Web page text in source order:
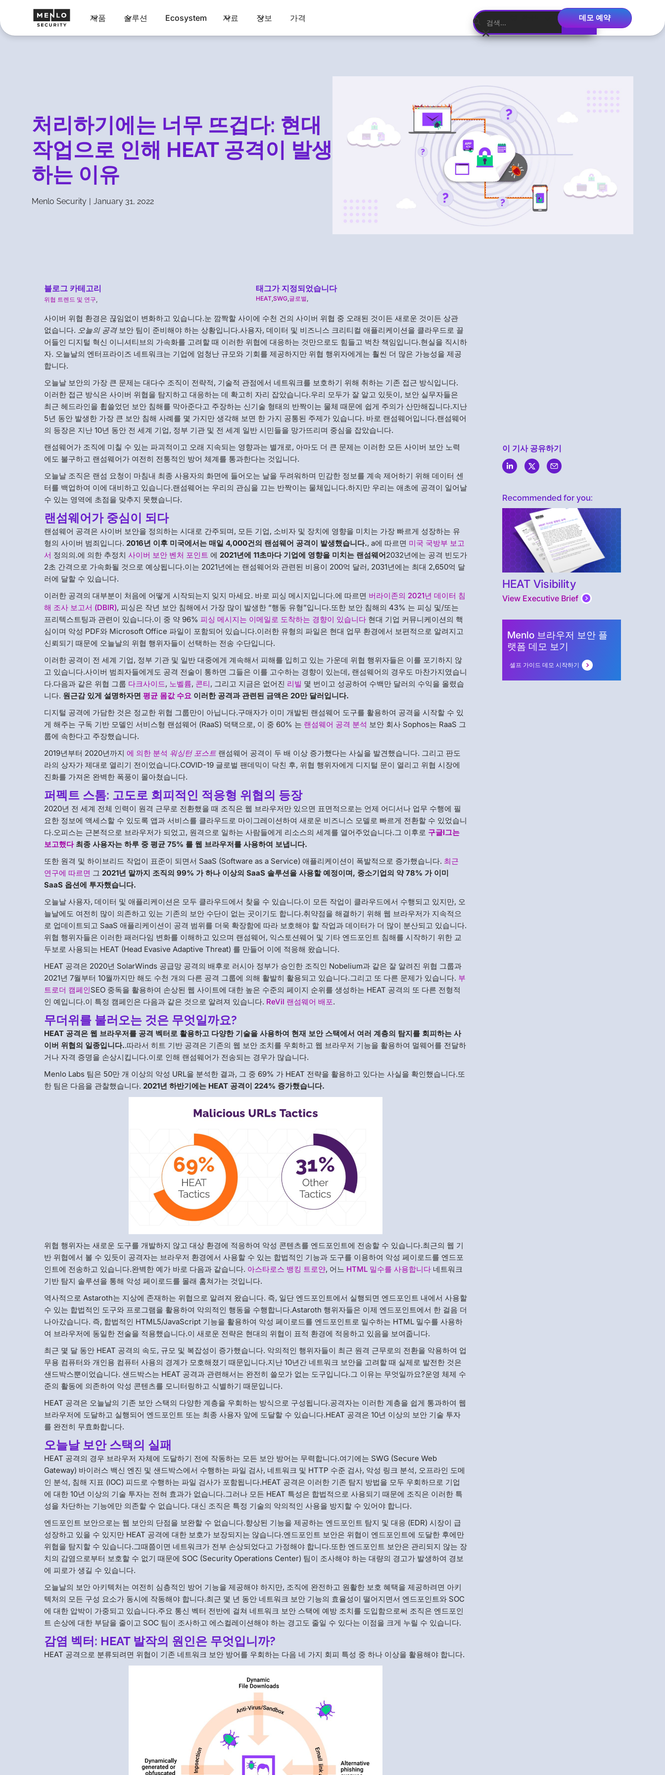
제품 솔루션 Ecosystem 자료 정보 가격 데모 예약
처리하기에는 너무 뜨겁다: 현대
작업으로 인해 HEAT 공격이 발생
하는 이유
Menlo Security | January 31, 2022
블로그 카테고리
위협 트렌드 및 연구
태그가 지정되었습니다
HEAT, SWG, 글로벌
사이버 위협 환경은 끊임없이 변화하고 있습니다.눈 깜짝할 사이에 수천 건의 사이버 위협 중 오래된 것이든 새로운 것이든 상관
없습니다. 오늘의 공격보안 팀이 준비해야 하는 상황입니다.사용자, 데이터 및 비즈니스 크리티컬 애플리케이션을 클라우드로 끌
어들인 디지털 혁신 이니셔티브의 가속화를 고려할 때 이러한 위협에 대응하는 것만으로도 힘들고 벅찬 책임입니다.현실을 직시하
자. 오늘날의 엔터프라이즈 네트워크는 기업에 엄청난 규모와 기회를 제공하지만 위협 행위자에게는 훨씬 더 많은 가능성을 제공
합니다.
오늘날 보안의 가장 큰 문제는 대다수 조직이 전략적, 기술적 관점에서 네트워크를 보호하기 위해 취하는 기존 접근 방식입니다.
이러한 접근 방식은 사이버 위협을 탐지하고 대응하는 데 확고히 자리 잡았습니다.우리 모두가 잘 알고 있듯이, 보안 실무자들은
최근 헤드라인을 휩쓸었던 보안 침해를 막아준다고 주장하는 신기술 형태의 반짝이는 물체 때문에 쉽게 주의가 산만해집니다.지난
5년 동안 발생한 가장 큰 보안 침해 사례를 몇 가지만 생각해 보면 한 가지 공통된 주제가 있습니다. 바로 랜섬웨어입니다.랜섬웨어
의 등장은 지난 10년 동안 전 세계 기업, 정부 기관 및 전 세계 일반 시민들을 망가뜨리며 중심을 잡았습니다.
랜섬웨어가 조직에 미칠 수 있는 파괴적이고 오래 지속되는 영향과는 별개로, 아마도 더 큰 문제는 이러한 모든 사이버 보안 노력
에도 불구하고 랜섬웨어가 여전히 전통적인 방어 체계를 통과한다는 것입니다.
오늘날 조직은 랜섬 요청이 마침내 최종 사용자의 화면에 들어오는 날을 두려워하며 민감한 정보를 계속 제어하기 위해 데이터 센
터를 백업하여 이에 대비하고 있습니다.랜섬웨어는 우리의 관심을 끄는 반짝이는 물체입니다.하지만 우리는 애초에 공격이 일어날
수 있는 영역에 초점을 맞추지 못했습니다.
랜섬웨어가 중심이 되다
랜섬웨어 공격은 사이버 보안을 정의하는 시대로 간주되며, 모든 기업, 소비자 및 장치에 영향을 미치는 가장 빠르게 성장하는 유
형의 사이버 범죄입니다. 2016년 이후 미국에서는 매일 4,000건의 랜섬웨어 공격이 발생했습니다., a에 따르면 미국 국방부 보고
서 정의의.에 의한 추정치사이버 보안 벤처 포인트 에 2021년에 11초마다 기업에 영향을 미치는 랜섬웨어2032년에는 공격 빈도가
2초 간격으로 가속화될 것으로 예상됩니다.이는 2021년에는 랜섬웨어와 관련된 비용이 200억 달러, 2031년에는 최대 2,650억 달
러에 달할 수 있습니다.
이러한 공격의 대부분이 처음에 어떻게 시작되는지 잊지 마세요. 바로 피싱 메시지입니다.에 따르면 버라이존의 2021년 데이터 침
해 조사 보고서 (DBIR), 피싱은 작년 보안 침해에서 가장 많이 발생한 “행동 유형”입니다.또한 보안 침해의 43% 는 피싱 및/또는
프리텍스트팅과 관련이 있습니다.이 중 약 96% 피싱 메시지는 이메일로 도착하는 경향이 있습니다 현대 기업 커뮤니케이션의 핵
심이며 악성 PDF와 Microsoft Office 파일이 포함되어 있습니다.이러한 유형의 파일은 현대 업무 환경에서 보편적으로 알려지고
신뢰되기 때문에 오늘날의 위협 행위자들이 선택하는 전송 수단입니다.
이러한 공격이 전 세계 기업, 정부 기관 및 일반 대중에게 계속해서 피해를 입히고 있는 가운데 위협 행위자들은 이를 포기하지 않
고 있습니다.사이버 범죄자들에게도 공격 전술이 통하면 그들은 이를 고수하는 경향이 있는데, 랜섬웨어의 경우도 마찬가지였습니
다.다음과 같은 위협 그룹 다크사이드, 노벨륨, 콘티, 그리고 지금은 없어진 리빌 몇 번이고 성공하여 수백만 달러의 수익을 올렸습
니다. 원근감 있게 설명하자면평균 몸값 수요 이러한 공격과 관련된 금액은 20만 달러입니다.
디지털 공격에 가담한 것은 정교한 위협 그룹만이 아닙니다.구매자가 이미 개발된 랜섬웨어 도구를 활용하여 공격을 시작할 수 있
게 해주는 구독 기반 모델인 서비스형 랜섬웨어 (RaaS) 덕택으로, 이 중 60% 는 랜섬웨어 공격 분석 보안 회사 Sophos는 RaaS 그
룹에 속한다고 주장했습니다.
2019년부터 2020년까지에 의한 분석 워싱턴 포스트 랜섬웨어 공격이 두 배 이상 증가했다는 사실을 발견했습니다. 그리고 판도
라의 상자가 제대로 열리기 전이었습니다.COVID-19 글로벌 팬데믹이 닥친 후, 위협 행위자에게 디지털 문이 열리고 위협 시장에
진화를 가져온 완벽한 폭풍이 몰아쳤습니다.
퍼펙트 스톰: 고도로 회피적인 적응형 위협의 등장
2020년 전 세계 전체 인력이 원격 근무로 전환했을 때 조직은 웹 브라우저만 있으면 표면적으로는 언제 어디서나 업무 수행에 필
요한 정보에 액세스할 수 있도록 앱과 서비스를 클라우드로 마이그레이션하여 새로운 비즈니스 모델로 빠르게 전환할 수 있었습니
다.오피스는 근본적으로 브라우저가 되었고, 원격으로 일하는 사람들에게 리소스의 세계를 열어주었습니다.그 이후로 구글l그는
보고했다최종 사용자는 하루 중 평균 75% 를 웹 브라우저를 사용하여 보냅니다.
또한 원격 및 하이브리드 작업이 표준이 되면서 SaaS (Software as a Service) 애플리케이션이 폭발적으로 증가했습니다. 최근
연구에 따르면 그 2021년 말까지 조직의 99% 가 하나 이상의 SaaS 솔루션을 사용할 예정이며, 중소기업의 약 78% 가 이미
SaaS 옵션에 투자했습니다.
오늘날 사용자, 데이터 및 애플리케이션은 모두 클라우드에서 찾을 수 있습니다.이 모든 작업이 클라우드에서 수행되고 있지만, 오
늘날에도 여전히 많이 의존하고 있는 기존의 보안 수단이 없는 곳이기도 합니다.취약점을 해결하기 위해 웹 브라우저가 지속적으
로 업데이트되고 SaaS 애플리케이션이 공격 범위를 더욱 확장함에 따라 보호해야 할 작업과 데이터가 더 많이 분산되고 있습니다.
위협 행위자들은 이러한 패러다임 변화를 이해하고 있으며 랜섬웨어, 익스토션웨어 및 기타 엔드포인트 침해를 시작하기 위한 교
두보로 사용되는 HEAT (Head Evasive Adaptive Threat) 를 만들어 이에 적응해 왔습니다.
HEAT 공격은 2020년 SolarWinds 공급망 공격의 배후로 러시아 정부가 승인한 조직인 Nobelium과 같은 잘 알려진 위협 그룹과
2021년 7월부터 10월까지만 해도 수천 개의 다른 공격 그룹에 의해 활발히 활용되고 있습니다.그리고 또 다른 문제가 있습니다. 부
트로더 캠페인SEO 중독을 활용하여 손상된 웹 사이트에 대한 높은 수준의 페이지 순위를 생성하는 HEAT 공격의 또 다른 전형적
인 예입니다.이 특정 캠페인은 다음과 같은 것으로 알려져 있습니다. ReVil 랜섬웨어 배포.
무더위를 불러오는 것은 무엇일까요?
HEAT 공격은 웹 브라우저를 공격 벡터로 활용하고 다양한 기술을 사용하여 현재 보안 스택에서 여러 계층의 탐지를 회피하는 사
이버 위협의 일종입니다..따라서 히트 기반 공격은 기존의 웹 보안 조치를 우회하고 웹 브라우저 기능을 활용하여 멀웨어를 전달하
거나 자격 증명을 손상시킵니다.이로 인해 랜섬웨어가 전송되는 경우가 많습니다.
Menlo Labs 팀은 50만 개 이상의 악성 URL을 분석한 결과, 그 중 69% 가 HEAT 전략을 활용하고 있다는 사실을 확인했습니다.또
한 팀은 다음을 관찰했습니다. 2021년 하반기에는 HEAT 공격이 224% 증가했습니다.
위협 행위자는 새로운 도구를 개발하지 않고 대상 환경에 적응하여 악성 콘텐츠를 엔드포인트에 전송할 수 있습니다.최근의 웹 기
반 위협에서 볼 수 있듯이 공격자는 브라우저 환경에서 사용할 수 있는 합법적인 기능과 도구를 이용하여 악성 페이로드를 엔드포
인트에 전송하고 있습니다.완벽한 예가 바로 다음과 같습니다. 아스타로스 뱅킹 트로얀, 어느 HTML 밀수를 사용합니다 네트워크
기반 탐지 솔루션을 통해 악성 페이로드를 몰래 훔쳐가는 것입니다.
역사적으로 Astaroth는 지상에 존재하는 위협으로 알려져 왔습니다. 즉, 일단 엔드포인트에서 실행되면 엔드포인트 내에서 사용할
수 있는 합법적인 도구와 프로그램을 활용하여 악의적인 행동을 수행합니다.Astaroth 행위자들은 이제 엔드포인트에서 한 걸음 더
나아갔습니다. 즉, 합법적인 HTML5/JavaScript 기능을 활용하여 악성 페이로드를 엔드포인트로 밀수하는 HTML 밀수를 사용하
여 브라우저에 동일한 전술을 적용했습니다.이 새로운 전략은 현대의 위협이 표적 환경에 적응하고 있음을 보여줍니다.
최근 몇 달 동안 HEAT 공격의 속도, 규모 및 복잡성이 증가했습니다. 악의적인 행위자들이 최근 원격 근무로의 전환을 악용하여 업
무용 컴퓨터와 개인용 컴퓨터 사용의 경계가 모호해졌기 때문입니다.지난 10년간 네트워크 보안을 고려할 때 실제로 발전한 것은
샌드박스뿐이었습니다. 샌드박스는 HEAT 공격과 관련해서는 완전히 쓸모가 없는 도구입니다.그 이유는 무엇일까요?운영 체제 수
준의 활동에 의존하여 악성 콘텐츠를 모니터링하고 식별하기 때문입니다.
HEAT 공격은 오늘날의 기존 보안 스택의 다양한 계층을 우회하는 방식으로 구성됩니다.공격자는 이러한 계층을 쉽게 통과하여 웹
브라우저에 도달하고 실행되어 엔드포인트 또는 최종 사용자 앞에 도달할 수 있습니다.HEAT 공격은 10년 이상의 보안 기술 투자
를 완전히 무효화합니다.
오늘날 보안 스택의 실패
HEAT 공격의 경우 브라우저 자체에 도달하기 전에 작동하는 모든 보안 방어는 무력합니다.여기에는 SWG (Secure Web
Gateway) 바이러스 백신 엔진 및 샌드박스에서 수행하는 파일 검사, 네트워크 및 HTTP 수준 검사, 악성 링크 분석, 오프라인 도메
인 분석, 침해 지표 (IOC) 피드로 수행하는 파일 검사가 포함됩니다.HEAT 공격은 이러한 기존 탐지 방법을 모두 우회하므로 기업
에 대한 10년 이상의 기술 투자는 전혀 효과가 없습니다.그러나 모든 HEAT 특성은 합법적으로 사용되기 때문에 조직은 이러한 특
성을 차단하는 기능에만 의존할 수 없습니다. 대신 조직은 특정 기술의 악의적인 사용을 방지할 수 있어야 합니다.
엔드포인트 보안으로는 웹 보안의 단점을 보완할 수 없습니다.향상된 기능을 제공하는 엔드포인트 탐지 및 대응 (EDR) 시장이 급
성장하고 있을 수 있지만 HEAT 공격에 대한 보호가 보장되지는 않습니다.엔드포인트 보안은 위협이 엔드포인트에 도달한 후에만
위협을 탐지할 수 있습니다.그때쯤이면 네트워크가 전부 손상되었다고 가정해야 합니다.또한 엔드포인트 보안은 관리되지 않는 장
치의 감염으로부터 보호할 수 없기 때문에 SOC (Security Operations Center) 팀이 조사해야 하는 대량의 경고가 발생하여 경보
에 피로가 생길 수 있습니다.
오늘날의 보안 아키텍처는 여전히 심층적인 방어 기능을 제공해야 하지만, 조직에 완전하고 원활한 보호 혜택을 제공하려면 아키
텍처의 모든 구성 요소가 동시에 작동해야 합니다.최근 몇 년 동안 네트워크 보안 기능의 효율성이 떨어지면서 엔드포인트와 SOC
에 대한 압박이 가중되고 있습니다.주요 통신 벡터 전반에 걸쳐 네트워크 보안 스택에 예방 조치를 도입함으로써 조직은 엔드포인
트 손상에 대한 부담을 줄이고 SOC 팀이 조사하고 에스컬레이션해야 하는 경고도 줄일 수 있다는 이점을 크게 누릴 수 있습니다.
감염 벡터: HEAT 발작의 원인은 무엇입니까?
HEAT 공격으로 분류되려면 위협이 기존 네트워크 보안 방어를 우회하는 다음 네 가지 회피 특성 중 하나 이상을 활용해야 합니다.
이 기사 공유하기
Recommended for you:
HEAT Visibility
View Executive Brief
Menlo 브라우저 보안 플
랫폼 데모 보기
셀프 가이드 데모 시작하기